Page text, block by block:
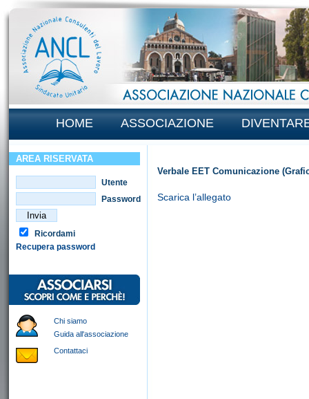
HOME ASSOCIAZIONE
AREA RISERVATA
Utente
Password
Ricordami
Recupera password
Chi siamo
Guida all'associazione
Contattaci
Verbale EET Comunicazione
Scarica l’allegato